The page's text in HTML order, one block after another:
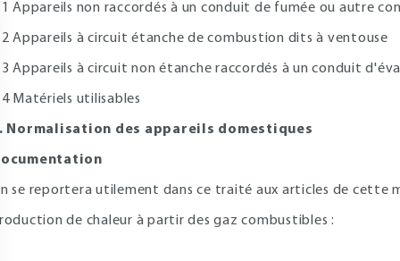
Appareils non raccordés à un conduit de fumée ou autre
Appareils à circuit étanche de combustion dits à ventouse
Appareils à circuit non étanche raccordés à un conduit
Matériels utilisables
Normalisation des appareils domestiques
se reportera utilement dans ce traité aux articles de cette
de chaleur à partir des gaz combustibles :